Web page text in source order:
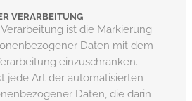
VERARBEITUNG
ist die Markierung
Daten mit dem
einzuschränken.
jede Art der automatisierten
Daten, die darin